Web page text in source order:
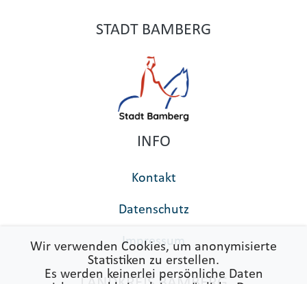
Wir verwenden Cookies, um anonymisierte
Statistiken zu erstellen.
Es werden keinerlei persönliche Daten
STADT BAMBERG
INFO
Kontakt
Datenschutz
Impressum